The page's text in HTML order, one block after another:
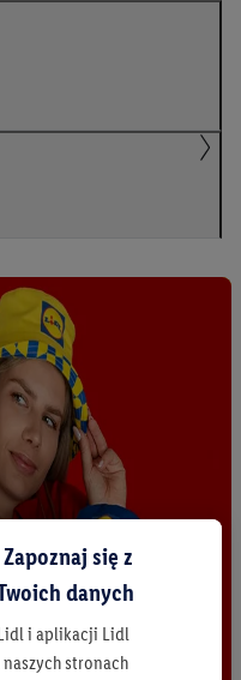
się z
danych
i aplikacji Lidl
stronach